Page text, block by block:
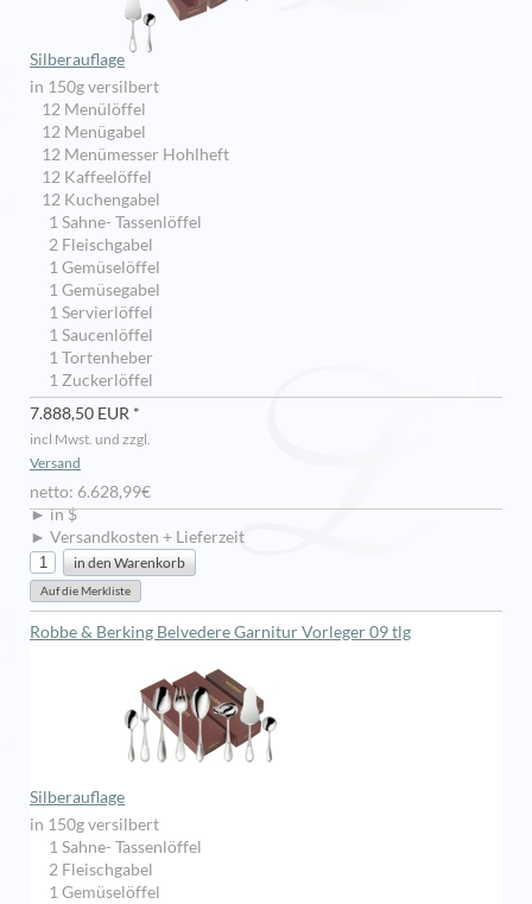
Silberauflage
in 150g versilbert
12 Menülöffel
12 Menügabel
12 Menümesser Hohlheft
12 Kaffeelöffel
12 Kuchengabel
1 Sahne- Tassenlöffel
2 Fleischgabel
1 Gemüselöffel
1 Gemüsegabel
1 Servierlöffel
1 Saucenlöffel
1 Tortenheber
1 Zuckerlöffel
7.888,50 EUR *
incl Mwst. und zzgl.
Versand
netto: 6.628,99€
► in $
► Versandkosten + Lieferzeit
Robbe & Berking Belvedere Garnitur Vorleger 09 tlg
Silberauflage
in 150g versilbert
1 Sahne- Tassenlöffel
2 Fleischgabel
1 Gemüselöffel